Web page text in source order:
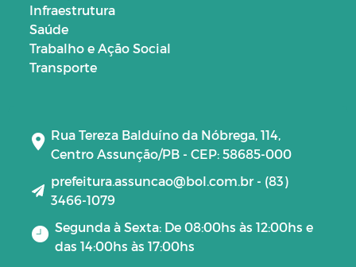
Infraestrutura
Saúde
Trabalho e Ação Social
Transporte
Rua Tereza Balduíno da Nóbrega, 114,
Centro Assunção/PB - CEP: 58685-000
prefeitura.assuncao@bol.com.br - (83)
3466-1079
Segunda à Sexta: De 08:00hs às 12:00hs e
das 14:00hs às 17:00hs